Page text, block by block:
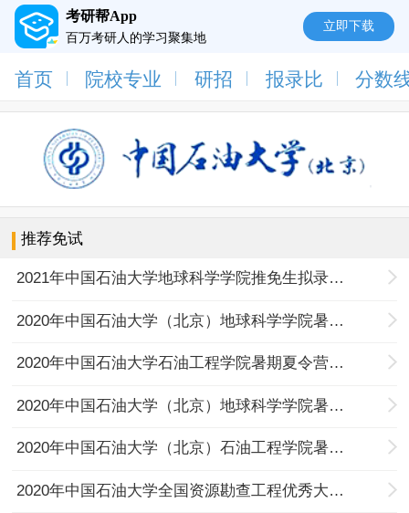
考研帮App
百万考研人的学习聚集地
立即下载
首页 院校专业 研招 报录比 分数
推荐免试
2021年中国石油大学地球科学学院推免生拟录取结果公示
2020年中国石油大学（北京）地球科学学院暑期夏令营优秀营员名单公示
2020年中国石油大学石油工程学院暑期夏令营优秀营员名单
2020年中国石油大学（北京）地球科学学院暑期夏令营入围营员名单
2020年中国石油大学（北京）石油工程学院暑期夏令营入围营员名单
2020年中国石油大学全国资源勘查工程优秀大学生暑期夏令营通知